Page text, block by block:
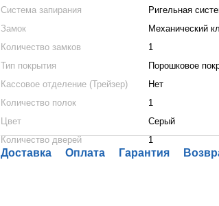
Система запирания
Ригельная
Замок
Механический
Количество замков
1
Тип покрытия
Порошковое
Кассовое отделение (Трейзер)
Нет
Количество полок
1
Цвет
Серый
Количество дверей
1
Доставка Оплата Гарантия